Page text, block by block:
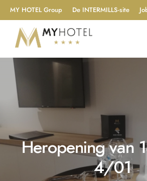
MY HOTEL Group De INTERMILLS-site
Heropening van
4/01